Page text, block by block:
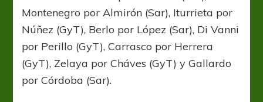
Montenegro por Almirón (Sar), Iturrieta por
Núñez (GyT), Berlo por López (Sar), Di Vanni
por Perillo (GyT), Carrasco por Herrera
(GyT), Zelaya por Cháves (GyT) y Gallardo
por Córdoba (Sar).